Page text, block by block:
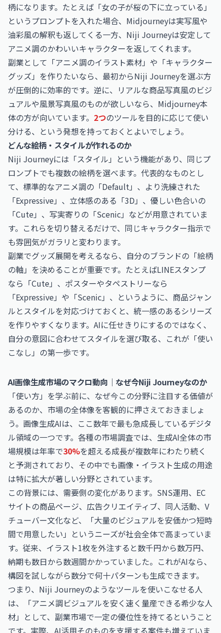
柄になります。たとえば「女の子が桜の下に立っている」
というプロンプトを入れた場合、Midjourneyは実写風や
油彩風の解釈も返してくる一方、Niji Journeyは安定して
アニメ調のかわいいキャラクターを返してくれます。
副業として「アニメ調のイラスト素材」や「キャラクター
グッズ」を作りたいなら、最初からNiji Journeyを選ぶ方
が圧倒的に効率的です。逆に、リアルな商品写真風のビジ
ュアルや風景写真風のものが欲しいなら、Midjourney本
体の方が向いています。 2つのツールを目的に応じて使い
分ける、という発想を持っておくとよいでしょう。
どんな絵柄・スタイルが作れるのか
Niji Journeyには「スタイル」という機能があり、同じプ
ロンプトでも複数の絵柄を選べます。代表的なものとし
て、標準的なアニメ調の「Default」、より洗練された
「Expressive」、立体感のある「3D」、優しい色合いの
「Cute」、写実寄りの「Scenic」などが用意されていま
す。これらを切り替えるだけで、同じキャラクター指示で
も雰囲気がガラリと変わります。
副業でグッズ展開を考えるなら、自分のブランドの「絵柄
の軸」を決めることが重要です。たとえばLINEスタンプ
なら「Cute」、ポスターやタペストリーなら
「Expressive」や「Scenic」、というように、商品ジャン
ルとスタイルを対応づけておくと、統一感のあるシリーズ
を作りやすくなります。AIに任せきりにするのではなく、
自分の意図に合わせてスタイルを選び取る、これが「使い
こなし」の第一歩です。
AI画像生成市場のマクロ動向｜なぜ今Niji Journeyなのか
「使い方」を学ぶ前に、なぜ今この分野に注目する価値が
あるのか、市場の全体像を客観的に押さえておきましょ
う。画像生成AIは、ここ数年で最も急成長しているデジタ
ル領域の一つです。各種の市場調査では、生成AI全体の市
場規模は年率で30%を超える成長が複数年にわたり続く
と予測されており、その中でも画像・イラスト生成の用途
は特に拡大が著しい分野とされています。
この背景には、需要側の変化があります。SNS運用、EC
サイトの商品ページ、広告クリエイティブ、同人活動、V
チューバー文化など、「大量のビジュアルを安価かつ短時
間で用意したい」というニーズが社会全体で高まっていま
す。従来、イラスト1枚を外注すると数千円から数万円、
納期も数日から数週間かかっていました。これがAIなら、
構図を試しながら数分で何十パターンも生成できます。
つまり、Niji Journeyのようなツールを使いこなせる人
は、「アニメ調ビジュアルを安く速く量産できる希少な人
材」として、副業市場で一定の優位性を持てるということ
です。実際、AI活用そのものを支援する案件も増えていま